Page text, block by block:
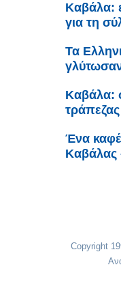
Καβάλα:
για τη
Τα
Καβάλα:
τράπεζας
Ένα καφέ
Καβάλας
Copyright